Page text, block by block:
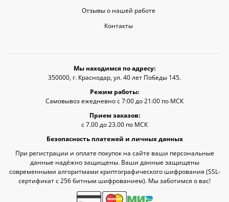
Отзывы о нашей работе
Контакты
Мы находимся по адресу:
350000, г. Краснодар, ул. 40 лет Победы 145.
Режим работы:
Самовывоз ежедневно с 7:00 до 21:00 по МСК
Прием заказов:
с 7.00 до 23.00 по МСК
Безопасность платежей и личных данных
При регистрации и оплате покупок на сайте ваши персональные
данные надёжно защищены. Ваши данные защищены
современными алгоритмами криптографического шифрования (SSL-
сертификат c 256 битным шифрованием). Мы заботимся о вас!